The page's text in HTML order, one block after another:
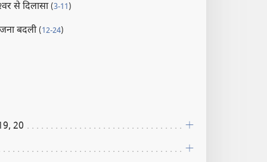
से दिलासा (3-11)
बदली (12-24)
20